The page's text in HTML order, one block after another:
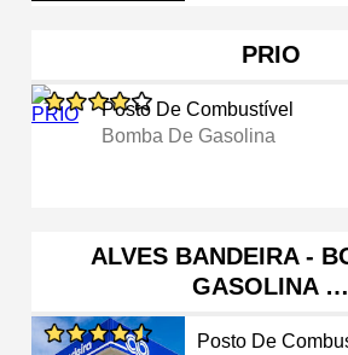
PRIO
Posto De Combustível
Bomba De Gasolina
ALVES BANDEIRA -
GASOLINA …
Posto De